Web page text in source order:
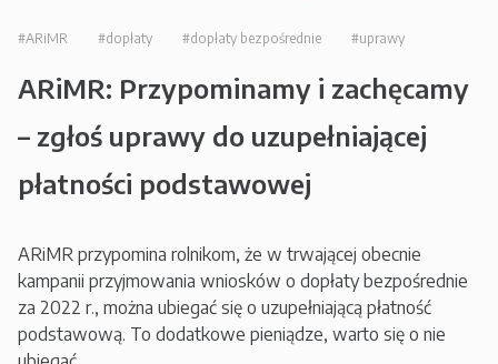
#ARiMR #dopłaty #dopłaty bezpośrednie #uprawy
ARiMR: Przypominamy i zachęcamy
– zgłoś uprawy do uzupełniającej
płatności podstawowej
ARiMR przypomina rolnikom, że w trwającej obecnie
kampanii przyjmowania wniosków o dopłaty bezpośrednie
za 2022 r., można ubiegać się o uzupełniającą płatność
podstawową. To dodatkowe pieniądze, warto się o nie